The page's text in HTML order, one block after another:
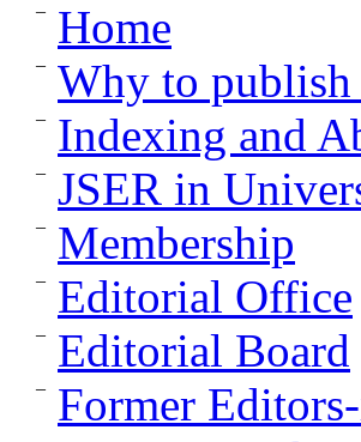
Home
Why to publish
Indexing and
JSER in
Membership
Editorial Office
Editorial Board
Former